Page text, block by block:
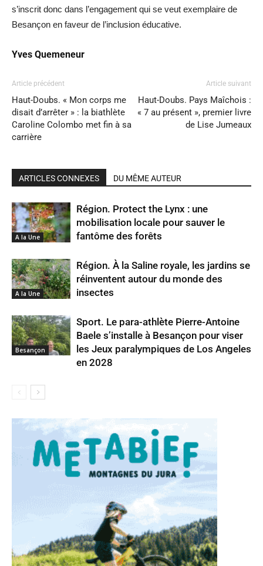
s’inscrit donc dans l’engagement qui se veut exemplaire de
Besançon en faveur de l’inclusion éducative.
Yves Quemeneur
Article précédent
Haut-Doubs. « Mon corps me
disait d’arrêter » : la biathlète
Caroline Colombo met fin à sa
carrière
Article suivant
Haut-Doubs. Pays Maîchois :
« 7 au présent », premier livre
de Lise Jumeaux
ARTICLES CONNEXES DU MÊME AUTEUR
A la Une
Région. Protect the Lynx : une
mobilisation locale pour sauver le
fantôme des forêts
A la Une
Région. À la Saline royale, les jardins se
réinventent autour du monde des
insectes
Besançon
Sport. Le para-athlète Pierre-Antoine
Baele s’installe à Besançon pour viser
les Jeux paralympiques de Los Angeles
en 2028